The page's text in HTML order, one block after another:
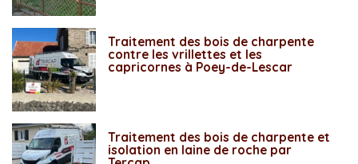
Traitement des bois de charpente
contre les vrillettes et les
capricornes à Poey-de-Lescar
Traitement des bois de charpente et
isolation en laine de roche par